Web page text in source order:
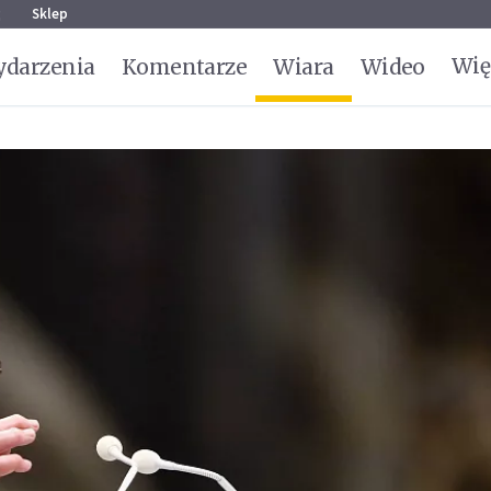
Sklep
Komentarze Wiara Wideo